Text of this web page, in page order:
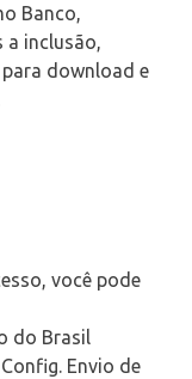
Banco,
a inclusão,
download e
você pode
do Brasil
Envio de